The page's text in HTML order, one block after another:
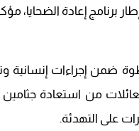
برنامج إعادة الضحايا،
ضمن إجراءات إنسانية
من استعادة
على التهدئة.